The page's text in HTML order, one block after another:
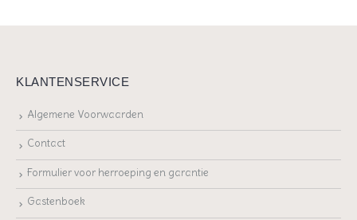
KLANTENSERVICE
Algemene Voorwaarden
Contact
Formulier voor herroeping en garantie
Gastenboek